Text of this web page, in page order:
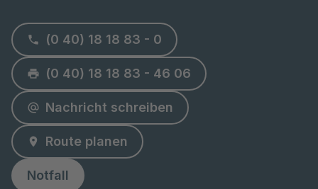
(0 40) 18 18 83 - 0
(0 40) 18 18 83 - 46 06
Nachricht schreiben
Route planen
Notfall